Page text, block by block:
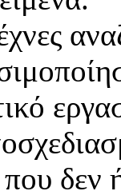
δεν